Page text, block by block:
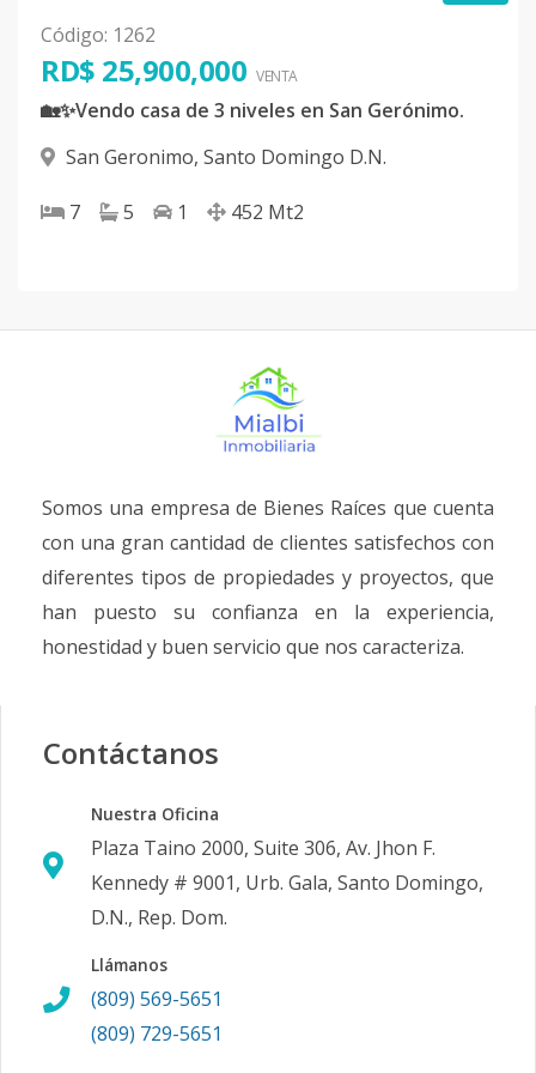
Código: 1262
RD$ 25,900,000 VENTA
🏡✨Vendo casa de 3 niveles en San Gerónimo.
San Geronimo, Santo Domingo D.N.
7 5 1 452 Mt2
Somos una empresa de Bienes Raíces que cuenta
con una gran cantidad de clientes satisfechos con
diferentes tipos de propiedades y proyectos, que
han puesto su confianza en la experiencia,
honestidad y buen servicio que nos caracteriza.
Contáctanos
Nuestra Oficina
Plaza Taino 2000, Suite 306, Av. Jhon F.
Kennedy # 9001, Urb. Gala, Santo Domingo,
D.N., Rep. Dom.
Llámanos
(809) 569-5651
(809) 729-5651